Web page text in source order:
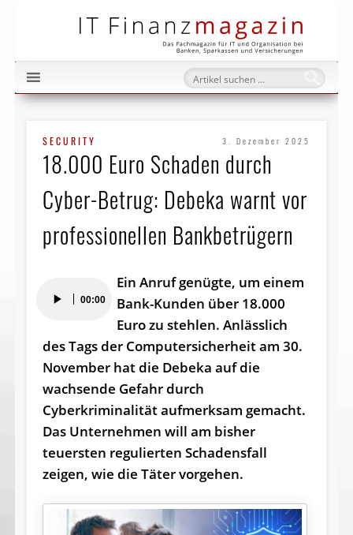
SECURITY 3. Dezember 2025
18.000 Euro Schaden durch
Cyber-Betrug: Debeka warnt vor
professionellen Bankbetrügern
Player 00:00
Ein Anruf genügte, um einem
Bank-Kunden über 18.000
Euro zu stehlen. Anlässlich
des Tags der Computersicherheit am 30.
November hat die Debeka auf die
wachsende Gefahr durch
Cyberkriminalität aufmerksam gemacht.
Das Unternehmen will am bisher
teuersten regulierten Schadensfall
zeigen, wie die Täter vorgehen.